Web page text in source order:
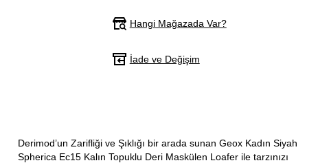
Hangi Mağazada Var?
İade ve Değişim
Derimod’un Zarifliği ve Şıklığı bir arada sunan Geox Kadın Siyah
Spherica Ec15 Kalın Topuklu Deri Maskülen Loafer ile tarzınızı